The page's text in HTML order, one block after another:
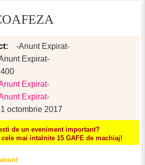
-Anunt Expirat-
Expirat-
Expirat-
Expirat-
octombrie 2017
de un eveniment important?
mai intalnite 15 GAFE de machiaj!